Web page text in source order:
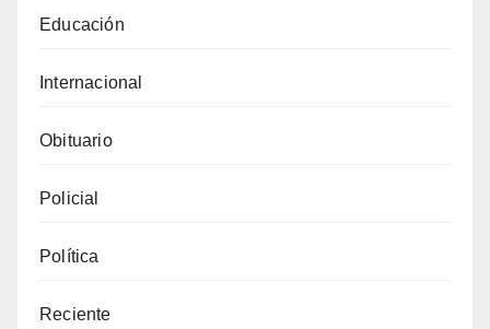
Educación
Internacional
Obituario
Policial
Política
Reciente